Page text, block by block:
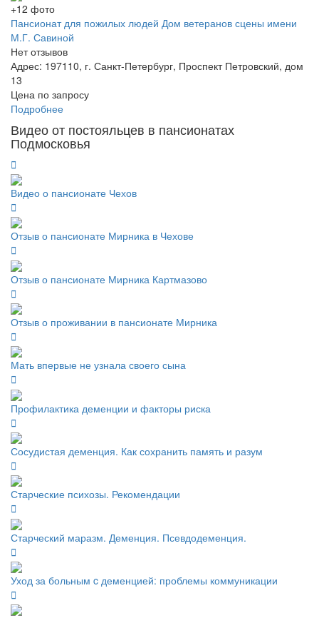
+12 фото
Пансионат для пожилых людей Дом ветеранов сцены имени
М.Г. Савиной
Нет отзывов
Адрес: 197110, г. Санкт-Петербург, Проспект Петровский, дом
13
Цена по запросу
Подробнее
Видео от постояльцев в пансионатах
Подмосковья
Видео о пансионате Чехов
Отзыв о пансионате Мирника в Чехове
Отзыв о пансионате Мирника Картмазово
Отзыв о проживании в пансионате Мирника
Мать впервые не узнала своего сына
Профилактика деменции и факторы риска
Сосудистая деменция. Как сохранить память и разум
Старческие психозы. Рекомендации
Старческий маразм. Деменция. Псевдодеменция.
Уход за больным c деменцией: проблемы коммуникации